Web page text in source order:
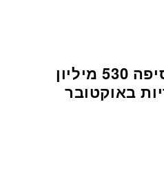
MyHeritage הוסיפה 530 מיליון
באוקטובר